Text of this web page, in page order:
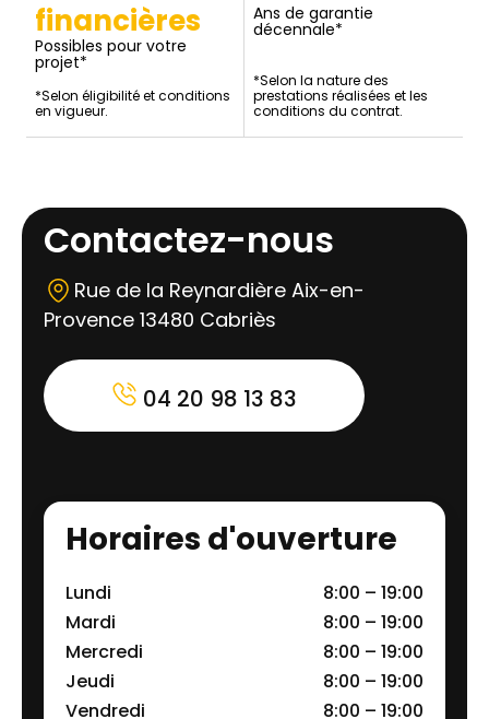
financières
Possibles pour votre
projet*
*Selon éligibilité et conditions
en vigueur.
Ans de garantie
décennale*
*Selon la nature des
prestations réalisées et les
conditions du contrat.
Contactez-nous
Rue de la Reynardière Aix-en-
Provence 13480 Cabriès
04 20 98 13 83
Horaires d'ouverture
Lundi
8:00 – 19:00
Mardi
8:00 – 19:00
Mercredi
8:00 – 19:00
Jeudi
8:00 – 19:00
Vendredi
8:00 – 19:00